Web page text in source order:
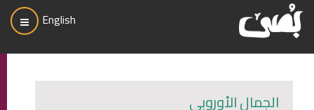
English
الجمال الأوروبي